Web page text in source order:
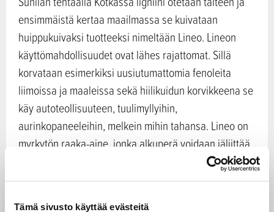
Tämä sivusto käyttää evästeitä
ensimmäistä kertaa maailmassa se kuivataan
huippukuivaksi tuotteeksi nimeltään Lineo. Lineon
käyttömahdollisuudet ovat lähes rajattomat. Sillä
korvataan esimerkiksi uusiutumattomia fenoleita
liimoissa ja maaleissa sekä hiilikuidun korvikkeena se
käy autoteollisuuteen, tuulimyllyihin,
aurinkopaneeleihin, melkein mihin tahansa. Lineo on
myrkytön raaka-aine, jonka alkuperä voidaan jäljittää